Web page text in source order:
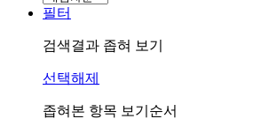
필터
검색결과 좁혀 보기
선택해제
좁혀본 항목 보기순서